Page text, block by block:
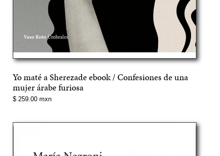
Yo maté a Sherezade ebook / Confesiones de una
mujer árabe furiosa
Precio
$ 259.00 mxn